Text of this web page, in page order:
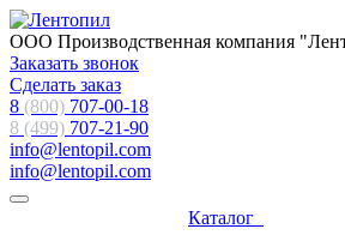
ООО Производственная компания
Заказать звонок
Сделать заказ
8 (800) 707-00-18
8 (499) 707-21-90
info@lentopil.com
info@lentopil.com
Каталог